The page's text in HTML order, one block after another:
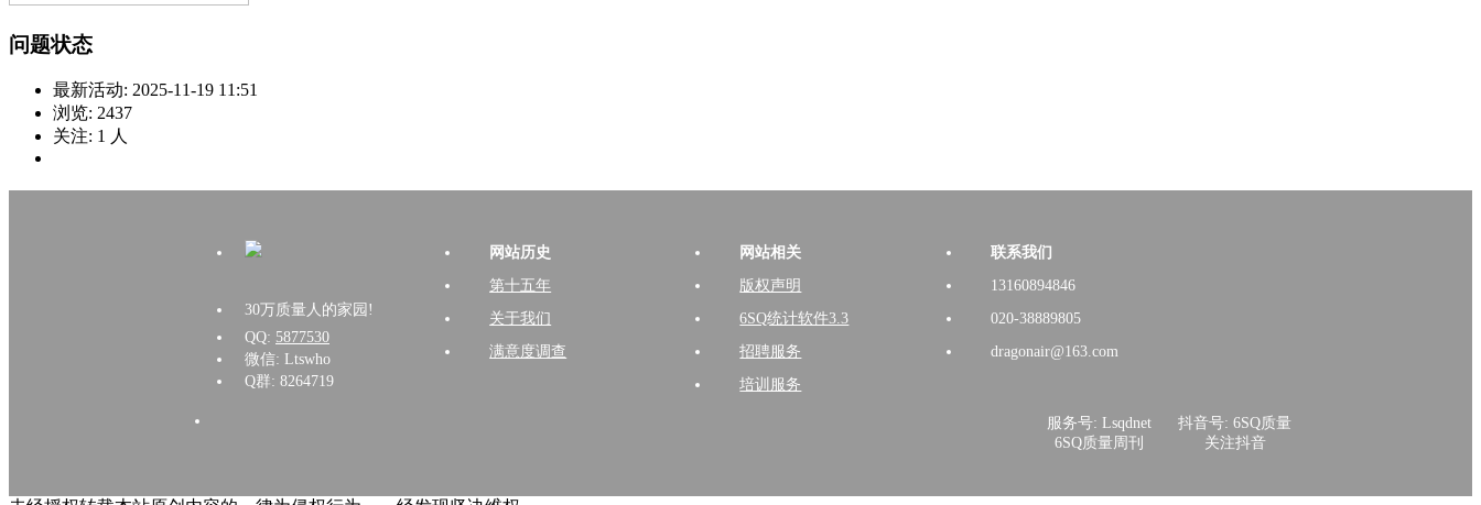
问题状态
最新活动: 2025-11-19 11:51
浏览: 2437
关注: 1 人
30万质量人的家园!
QQ: 5877530
微信: Ltswho
Q群: 8264719
网站历史
第十五年
关于我们
满意度调查
网站相关
版权声明
6SQ统计软件3.3
招聘服务
培训服务
联系我们
13160894846
020-38889805
dragonair@163.com
服务号: Lsqdnet
6SQ质量周刊
抖音号: 6SQ质量
关注抖音